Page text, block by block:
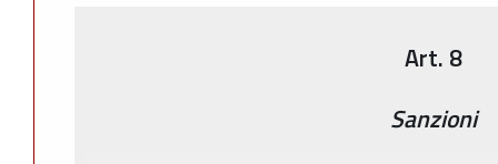
Art. 8
Sanzioni